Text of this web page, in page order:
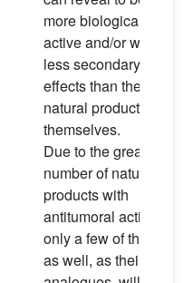
more biologically
active and/or with
less secondary
effects than the
natural products
themselves.
Due to the great
number of natural
products with
antitumoral activity,
only a few of them
as well, as their